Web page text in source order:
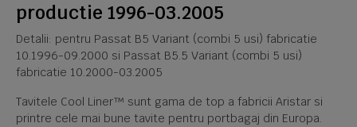
productie 1996-03.2005
Detalii: pentru Passat B5 Variant (combi 5 usi) fabricatie
10.1996-09.2000 si Passat B5.5 Variant (combi 5 usi)
fabricatie 10.2000-03.2005
Tavitele Cool Liner™ sunt gama de top a fabricii Aristar si
printre cele mai bune tavite pentru portbagaj din Europa.